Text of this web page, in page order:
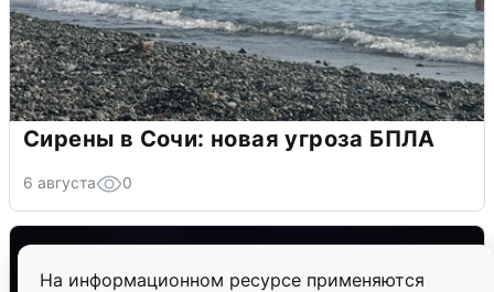
На информационном ресурсе применяются
Сирены в Сочи: новая угроза БПЛА
6 августа 0